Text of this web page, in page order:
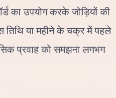
का उपयोग करके जोड़ियों की
तिथि या महीने के चक्र में पहले
प्रवाह को समझना लगभग